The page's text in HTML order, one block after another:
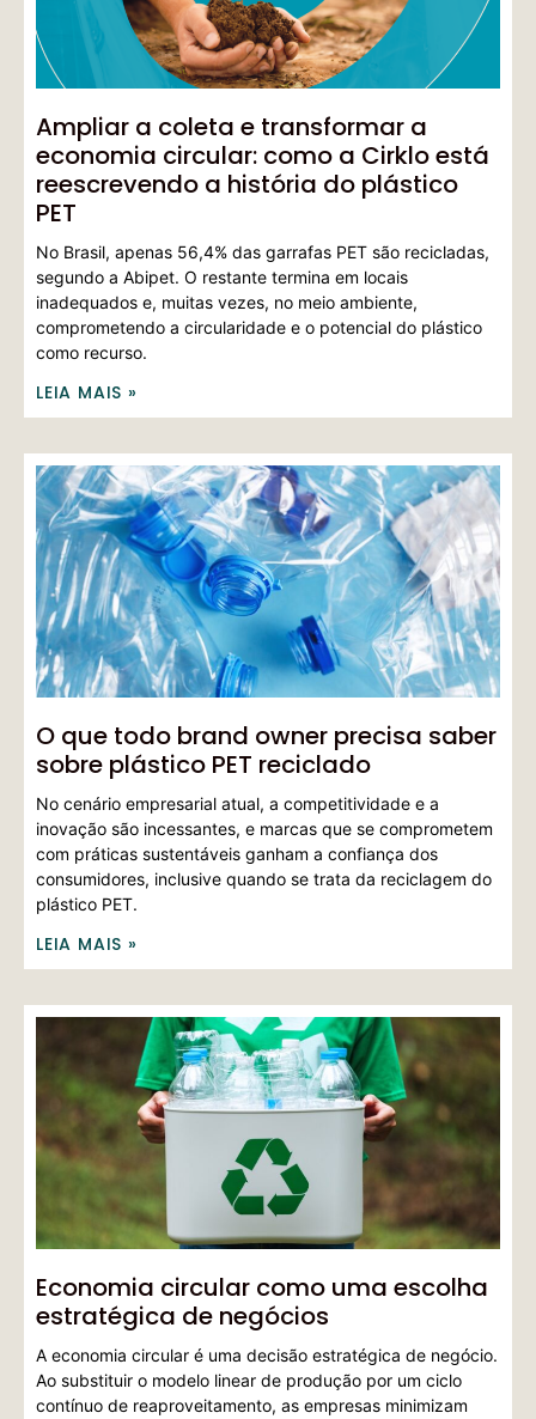
Ampliar a coleta e transformar a
economia circular: como a Cirklo está
reescrevendo a história do plástico
PET
No Brasil, apenas 56,4% das garrafas PET são recicladas,
segundo a Abipet. O restante termina em locais
inadequados e, muitas vezes, no meio ambiente,
comprometendo a circularidade e o potencial do plástico
como recurso.
LEIA MAIS »
O que todo brand owner precisa saber
sobre plástico PET reciclado
No cenário empresarial atual, a competitividade e a
inovação são incessantes, e marcas que se comprometem
com práticas sustentáveis ganham a confiança dos
consumidores, inclusive quando se trata da reciclagem do
plástico PET.
LEIA MAIS »
Economia circular como uma escolha
estratégica de negócios
A economia circular é uma decisão estratégica de negócio.
Ao substituir o modelo linear de produção por um ciclo
contínuo de reaproveitamento, as empresas minimizam